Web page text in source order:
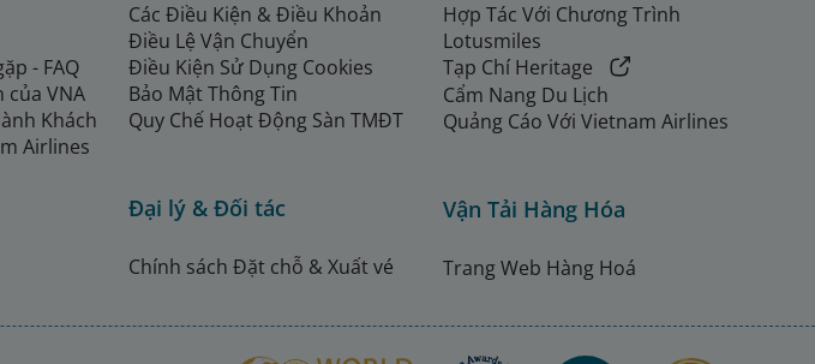
- FAQ
của VNA
Khách
Airlines
Các Điều Kiện & Điều Khoản
Điều Lệ Vận Chuyển
Điều Kiện Sử Dụng Cookies
Bảo Mật Thông Tin
Quy Chế Hoạt Động Sàn TMĐT
Đại lý & Đối tác
Chính sách Đặt chỗ & Xuất vé
Hợp Tác Với Chương Trình
Lotusmiles
Tạp Chí Heritage
Cẩm Nang Du Lịch
Quảng Cáo Với Vietnam Airlines
Vận Tải Hàng Hóa
Trang Web Hàng Hoá